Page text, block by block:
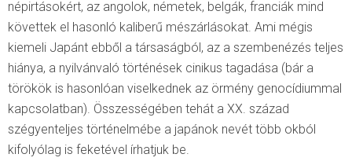
népirtásokért, az angolok, németek, belgák, franciák mind
követtek el hasonló kaliberű mészárlásokat. Ami mégis
kiemeli Japánt ebből a társaságból, az a szembenézés teljes
hiánya, a nyilvánvaló történések cinikus tagadása (bár a
törökök is hasonlóan viselkednek az örmény genocídiummal
kapcsolatban). Összességében tehát a XX. század
szégyenteljes történelmébe a japánok nevét több okból
kifolyólag is feketével írhatjuk be.